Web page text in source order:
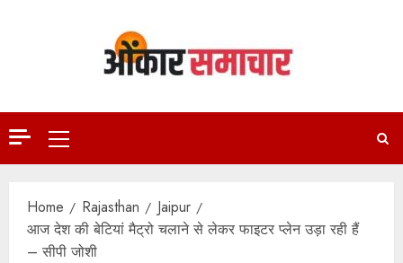
Primary
Menu
Home Rajasthan
Jaipur
आज देश की बेटियां मैट्रो चलाने से लेकर फाइटर प्लेन उड़ा रही हैं
– सीपी जोशी